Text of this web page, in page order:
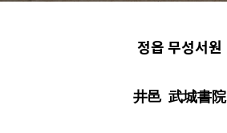
정읍 무성서원
井邑 武城書院